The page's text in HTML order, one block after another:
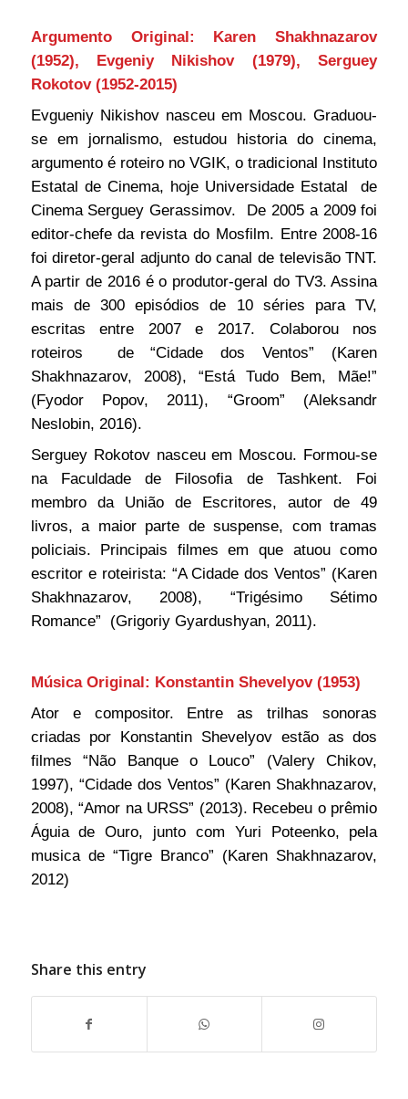
Argumento Original: Karen Shakhnazarov
(1952), Evgeniy Nikishov (1979), Serguey
Rokotov (1952-2015)
Evgueniy Nikishov nasceu em Moscou. Graduou-
se em jornalismo, estudou historia do cinema,
argumento é roteiro no VGIK, o tradicional Instituto
Estatal de Cinema, hoje Universidade Estatal de
Cinema Serguey Gerassimov. De 2005 a 2009 foi
editor-chefe da revista do Mosfilm. Entre 2008-16
foi diretor-geral adjunto do canal de televisão TNT.
A partir de 2016 é o produtor-geral do TV3. Assina
mais de 300 episódios de 10 séries para TV,
escritas entre 2007 e 2017. Colaborou nos
roteiros de “Cidade dos Ventos” (Karen
Shakhnazarov, 2008), “Está Tudo Bem, Mãe!”
(Fyodor Popov, 2011), “Groom” (Aleksandr
Neslobin, 2016).
Serguey Rokotov nasceu em Moscou. Formou-se
na Faculdade de Filosofia de Tashkent. Foi
membro da União de Escritores, autor de 49
livros, a maior parte de suspense, com tramas
policiais. Principais filmes em que atuou como
escritor e roteirista: “A Cidade dos Ventos” (Karen
Shakhnazarov, 2008), “Trigésimo Sétimo
Romance” (Grigoriy Gyardushyan, 2011).
Música Original: Konstantin Shevelyov (1953)
Ator e compositor. Entre as trilhas sonoras
criadas por Konstantin Shevelyov estão as dos
filmes “Não Banque o Louco” (Valery Chikov,
1997), “Cidade dos Ventos” (Karen Shakhnazarov,
2008), “Amor na URSS” (2013). Recebeu o prêmio
Águia de Ouro, junto com Yuri Poteenko, pela
musica de “Tigre Branco” (Karen Shakhnazarov,
2012)
Share this entry